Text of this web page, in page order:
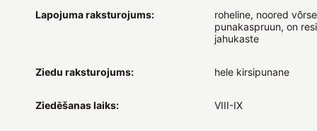
Lapojuma raksturojums:
roheline, noored
punakaspruun, on
jahukaste
Ziedu raksturojums: hele kirsipunane
Ziedēšanas laiks: VIII-IX